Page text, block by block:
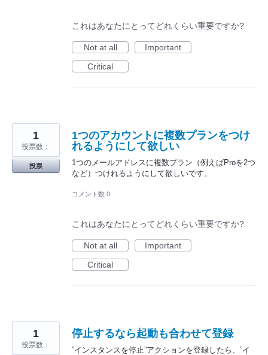
これはあなたにとってどれくらい重要ですか?
Not at all
Important
Critical
1つのアカウントに複数プランをつけ
れるようにして欲しい
1つのメールアドレスに複数プラン（例えばProを2つ
など）つけれるようにして欲しいです。
1
投票数：
投票
コメント数 0
これはあなたにとってどれくらい重要ですか?
Not at all
Important
Critical
停止するなら起動も合わせて登録
”インスタンスを停止”アクションを登録したら、”イ
1
投票数：